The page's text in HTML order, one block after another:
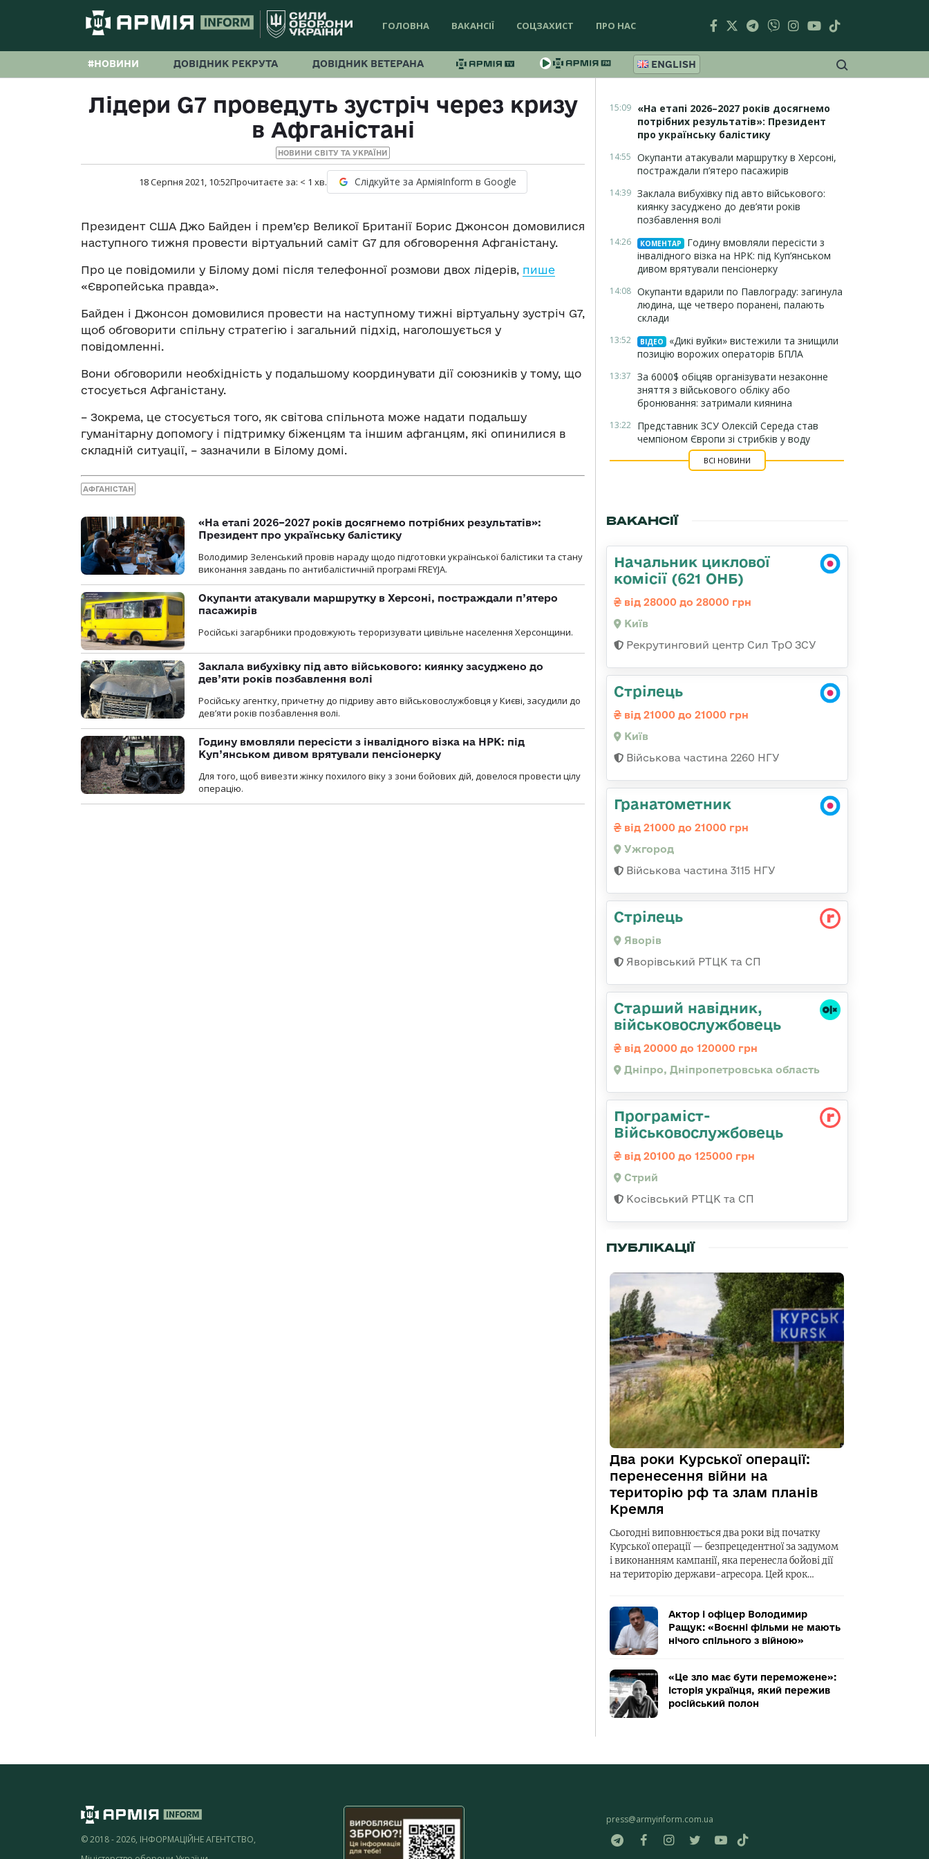
ГОЛОВНА ВАКАНСІЇ СОЦЗАХИСТ ПРО НАС
#НОВИНИ ДОВІДНИК РЕКРУТА ДОВІДНИК ВЕТЕРАНА ENGLISH
Лідери G7 проведуть зустріч через кризу
в Афганістані
НОВИНИ СВІТУ ТА УКРАЇНИ
18 Серпня 2021, 10:52Прочитаєте за: < 1 хв. Слідкуйте за АрміяInform в Google
Президент США Джо Байден і прем’єр Великої Британії Борис Джонсон домовилися
наступного тижня провести віртуальний саміт G7 для обговорення Афганістану.
Про це повідомили у Білому домі після телефонної розмови двох лідерів, пише
«Європейська правда».
Байден і Джонсон домовилися провести на наступному тижні віртуальну зустріч G7,
щоб обговорити спільну стратегію і загальний підхід, наголошується у
повідомленні.
Вони обговорили необхідність у подальшому координувати дії союзників у тому, що
стосується Афганістану.
– Зокрема, це стосується того, як світова спільнота може надати подальшу
гуманітарну допомогу і підтримку біженцям та іншим афганцям, які опинилися в
складній ситуації, – зазначили в Білому домі.
АФГАНІСТАН
«На етапі 2026–2027 років досягнемо потрібних результатів»:
Президент про українську балістику
Володимир Зеленський провів нараду щодо підготовки української балістики та стану
виконання завдань по антибалістичній програмі FREYJA.
Окупанти атакували маршрутку в Херсоні, постраждали п’ятеро
пасажирів
Російські загарбники продовжують тероризувати цивільне населення Херсонщини.
Заклала вибухівку під авто військового: киянку засуджено до
дев’яти років позбавлення волі
Російську агентку, причетну до підриву авто військовослужбовця у Києві, засудили до
дев’яти років позбавлення волі.
Годину вмовляли пересісти з інвалідного візка на НРК: під
Куп’янськом дивом врятували пенсіонерку
Для того, щоб вивезти жінку похилого віку з зони бойових дій, довелося провести цілу
операцію.
15:09 «На етапі 2026–2027 років досягнемо
потрібних результатів»: Президент
про українську балістику
14:55 Окупанти атакували маршрутку в Херсоні,
постраждали п’ятеро пасажирів
14:39 Заклала вибухівку під авто військового:
киянку засуджено до дев’яти років
позбавлення волі
14:26 КОМЕНТАР
Годину вмовляли пересісти з
інвалідного візка на НРК: під Куп’янськом
дивом врятували пенсіонерку
14:08 Окупанти вдарили по Павлограду: загинула
людина, ще четверо поранені, палають
склади
13:52 ВІДЕО
«Дикі вуйки» вистежили та знищили
позицію ворожих операторів БПЛА
13:37 За 6000$ обіцяв організувати незаконне
зняття з військового обліку або
бронювання: затримали киянина
13:22 Представник ЗСУ Олексій Середа став
чемпіоном Європи зі стрибків у воду
ВСІ НОВИНИ
ВАКАНСІЇ
Начальник циклової
комісії (621 ОНБ)
від 28000 до 28000 грн
Київ
Рекрутинговий центр Сил ТрО ЗСУ
Стрілець
від 21000 до 21000 грн
Київ
Військова частина 2260 НГУ
Гранатометник
від 21000 до 21000 грн
Ужгород
Військова частина 3115 НГУ
Стрілець
Яворів
Яворівський РТЦК та СП
Старший навідник,
військовослужбовець
від 20000 до 120000 грн
Дніпро, Дніпропетровська область
Програміст-
Військовослужбовець
від 20100 до 125000 грн
Стрий
Косівський РТЦК та СП
ПУБЛІКАЦІЇ
Два роки Курської операції:
перенесення війни на
територію рф та злам планів
Кремля
Сьогодні виповнюється два роки від початку
Курської операції — безпрецедентної за задумом
і виконанням кампанії, яка перенесла бойові дії
на територію держави-агресора. Цей крок…
Актор і офіцер Володимир
Ращук: «Воєнні фільми не мають
нічого спільного з війною»
«Це зло має бути переможене»:
історія українця, який пережив
російський полон
© 2018 - 2026, ІНФОРМАЦІЙНЕ АГЕНТСТВО,
press@armyinform.com.ua